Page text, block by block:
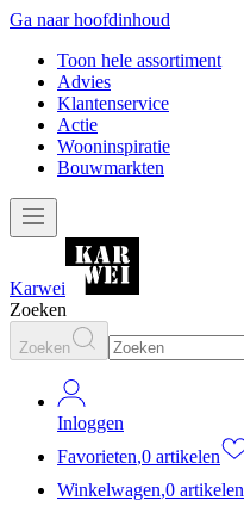
Ga naar hoofdinhoud
Toon hele assortiment
Advies
Klantenservice
Actie
Wooninspiratie
Bouwmarkten
Karwei
Zoeken
Zoeken
Inloggen
Favorieten,0 artikelen
Winkelwagen,0 artikelen